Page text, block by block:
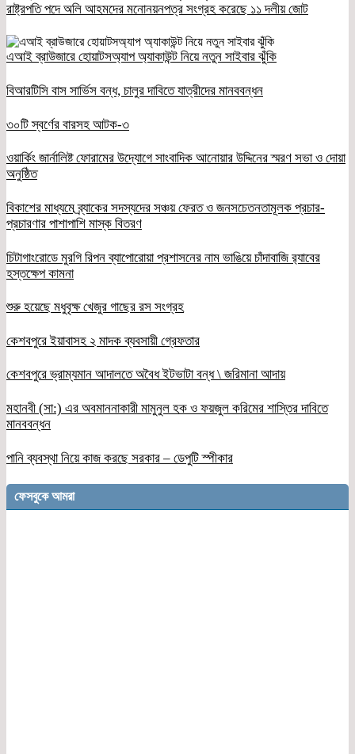
রাষ্ট্রপতি পদে অলি আহমদের মনোনয়নপত্র সংগ্রহ করেছে ১১ দলীয় জোট
এআই ব্রাউজারে হোয়াটসঅ্যাপ অ্যাকাউন্ট নিয়ে নতুন সাইবার ঝুঁকি
বিআরটিসি বাস সার্ভিস বন্ধ, চালুর দাবিতে যাত্রীদের মানববন্ধন
৩০টি স্বর্ণের বারসহ আটক-৩
ওয়ার্কিং জার্নালিষ্ট ফোরামের উদ্যোগে সাংবাদিক আনোয়ার উদ্দিনের স্মরণ সভা ও দোয়া
অনুষ্ঠিত
বিকাশের মাধ্যমে ব্র্যাকের সদস্যদের সঞ্চয় ফেরত ও জনসচেতনতামূলক প্রচার-
প্রচারণার পাশাপাশি মাস্ক বিতরণ
চিটাগাংরোডে মুরগি রিপন ব্যাপোরোয়া প্রশাসনের নাম ভাঙিয়ে চাঁদাবাজি র‌্যাবের
হস্তক্ষেপ কামনা
শুরু হয়েছে মধুবৃক্ষ খেজুর গাছের রস সংগ্রহ
কেশবপুরে ইয়াবাসহ ২ মাদক ব্যবসায়ী গ্রেফতার
কেশবপুরে ভ্রাম্যমান আদালতে অবৈধ ইটভাটা বন্ধ \ জরিমানা আদায়
মহানবী (সা:) এর অবমাননাকারী মামুনুল হক ও ফয়জুল করিমের শাস্তির দাবিতে
মানববন্ধন
পানি ব্যবস্থা নিয়ে কাজ করছে সরকার – ডেপুটি স্পীকার
ফেসবুকে আমরা